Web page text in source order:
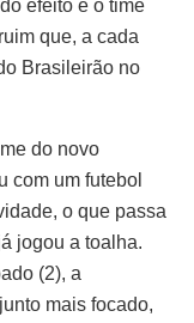
efeito e o time
que, a cada
Brasileirão no
do novo
com um futebol
o que passa
jogou a toalha.
(2), a
mais focado,